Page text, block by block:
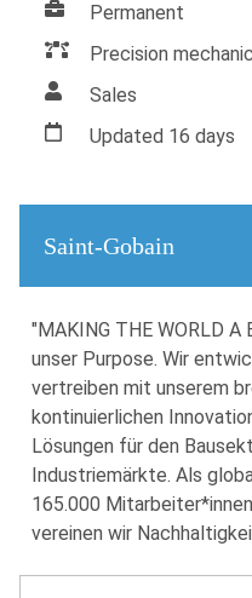
Permanent
Precision
Sales
Updated 16 days
Saint-Gobain
"MAKING THE WORLD
unser Purpose. Wir
vertreiben mit unserem
kontinuierlichen
Lösungen für den
Industriemärkte. Als
165.000
vereinen wir